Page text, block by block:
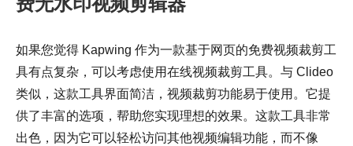
如果您觉得 Kapwing 作为一款基于网页的免费视频裁剪工
具有点复杂，可以考虑使用在线视频裁剪工具。与 Clideo
类似，这款工具界面简洁，视频裁剪功能易于使用。它提
供了丰富的选项，帮助您实现理想的效果。这款工具非常
出色，因为它可以轻松访问其他视频编辑功能，而不像